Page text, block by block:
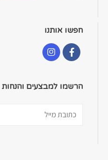
חפשו אותנו
הרשמו למבצעים והנחות